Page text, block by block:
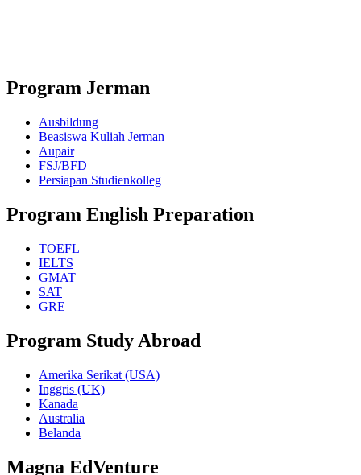
Program Jerman
Ausbildung
Beasiswa Kuliah Jerman
Aupair
FSJ/BFD
Persiapan Studienkolleg
Program English Preparation
TOEFL
IELTS
GMAT
SAT
GRE
Program Study Abroad
Amerika Serikat (USA)
Inggris (UK)
Kanada
Australia
Belanda
Magna EdVenture